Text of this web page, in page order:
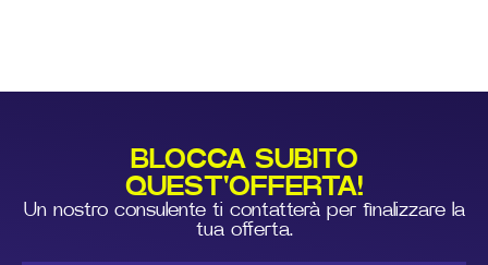
BLOCCA SUBITO
QUEST'OFFERTA!
Un nostro consulente ti contatterà per finalizzare la
tua offerta.